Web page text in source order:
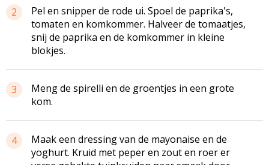
2
Pel en snipper de rode ui. Spoel de paprika's,
tomaten en komkommer. Halveer de tomaatjes,
snij de paprika en de komkommer in kleine
blokjes.
3
Meng de spirelli en de groentjes in een grote
kom.
4
Maak een dressing van de mayonaise en de
yoghurt. Kruid met peper en zout en roer er